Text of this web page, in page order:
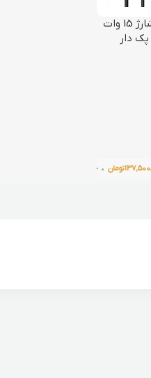
تومان • خرید قسطی با ترب‌پی بدون کارمزد
شارژر سامسونگ فست شارژ 15 وات
دار